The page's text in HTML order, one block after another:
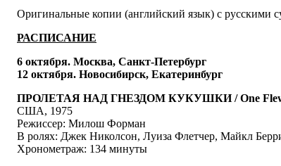
Оригинальные копии (английский язык) с русскими
РАСПИСАНИЕ
6 октября. Москва, Санкт-Петербург
12 октября. Новосибирск, Екатеринбург
ПРОЛЕТАЯ НАД ГНЕЗДОМ КУКУШКИ / One Flew
США, 1975
Режиссер: Милош Форман
В ролях: Джек Николсон, Луиза Флетчер, Майкл
Хронометраж: 134 минуты